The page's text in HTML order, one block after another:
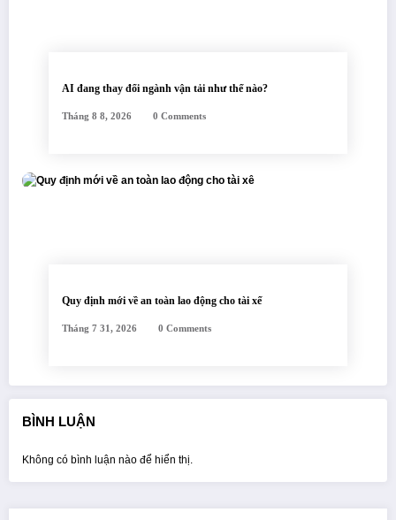
AI đang thay đổi ngành vận tải như thế nào?
Tháng 8 8, 2026 0 Comments
Quy định mới về an toàn lao động cho tài xế
Tháng 7 31, 2026 0 Comments
BÌNH LUẬN
Không có bình luận nào để hiển thị.